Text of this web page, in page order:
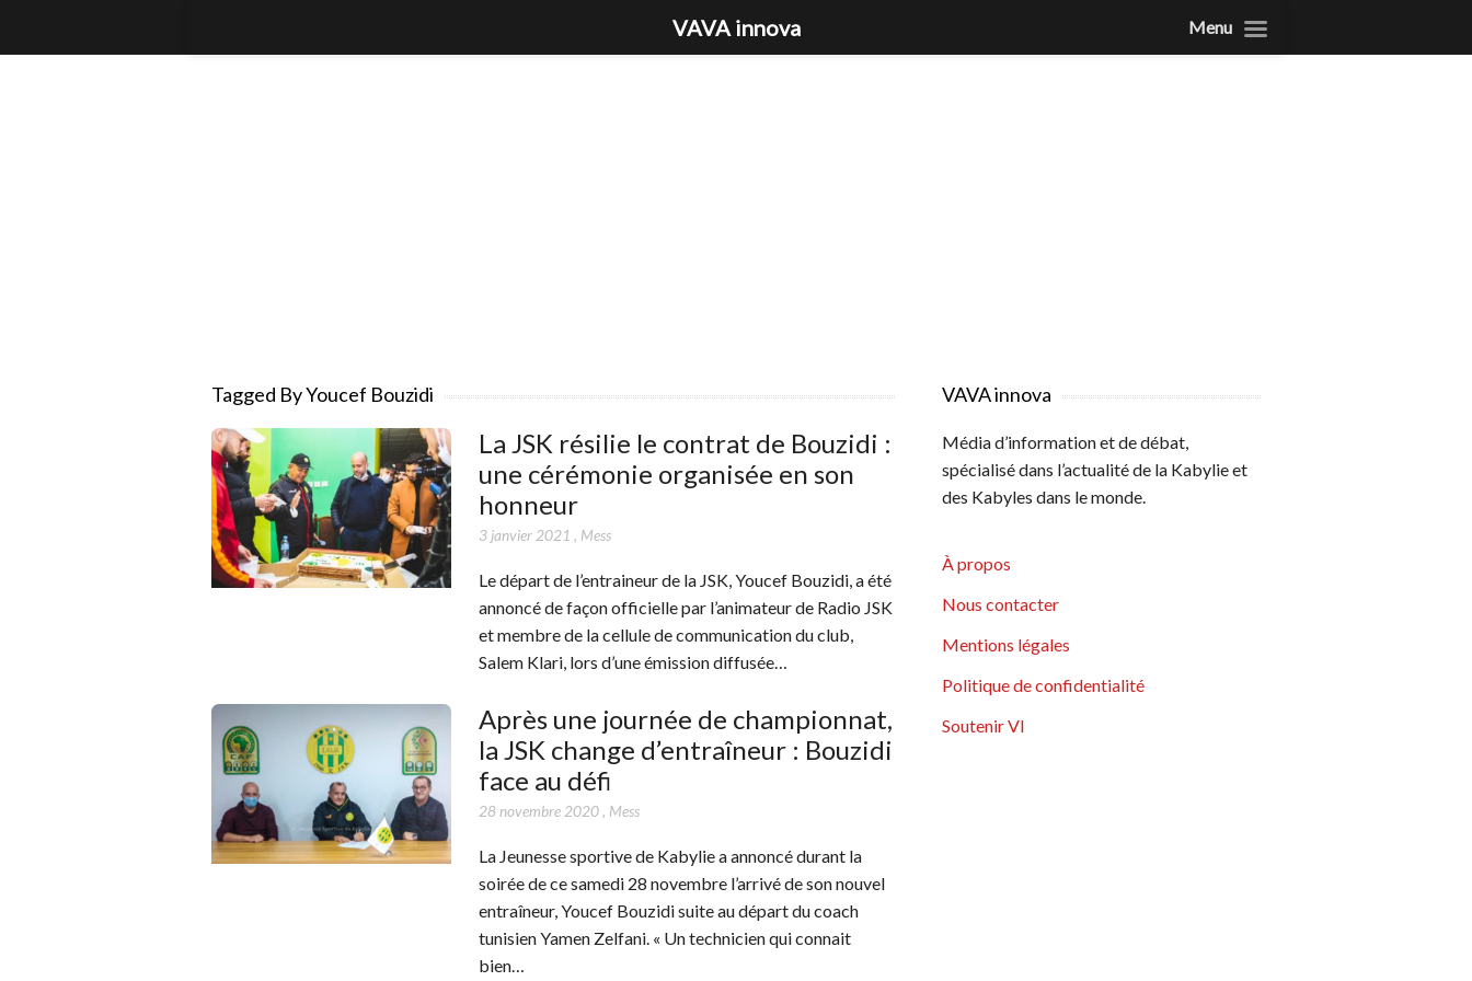
Tagged By Youcef Bouzidi
La JSK résilie le contrat de Bouzidi :
une cérémonie organisée en son
honneur
3 janvier 2021 , Mess
Le départ de l’entraineur de la JSK, Youcef Bouzidi, a été
annoncé de façon officielle par l’animateur de Radio JSK
et membre de la cellule de communication du club,
Salem Klari, lors d’une émission diffusée…
Après une journée de championnat,
la JSK change d’entraîneur : Bouzidi
face au défi
28 novembre 2020, Mess
La Jeunesse sportive de Kabylie a annoncé durant la
soirée de ce samedi 28 novembre l’arrivé de son nouvel
entraîneur, Youcef Bouzidi suite au départ du coach
tunisien Yamen Zelfani. « Un technicien qui connait
bien…
VAVA innova
Média d’information et de débat,
spécialisé dans l’actualité de la Kabylie et
des Kabyles dans le monde.
À propos
Nous contacter
Mentions légales
Politique de confidentialité
Soutenir VI
VAVA innova Menu